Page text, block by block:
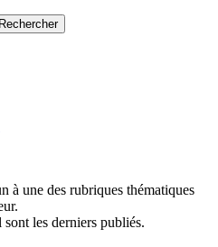
Rechercher
à une des rubriques thématiques
les derniers publiés.